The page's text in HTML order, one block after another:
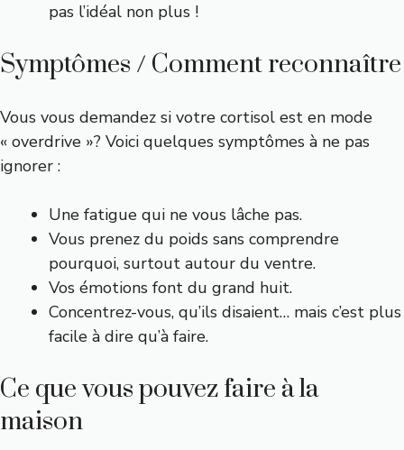
pas l’idéal non plus !
Symptômes / Comment reconnaître
Vous vous demandez si votre cortisol est en mode
« overdrive »? Voici quelques symptômes à ne pas
ignorer :
Une fatigue qui ne vous lâche pas.
Vous prenez du poids sans comprendre
pourquoi, surtout autour du ventre.
Vos émotions font du grand huit.
Concentrez-vous, qu’ils disaient… mais c’est plus
facile à dire qu’à faire.
Ce que vous pouvez faire à la
maison